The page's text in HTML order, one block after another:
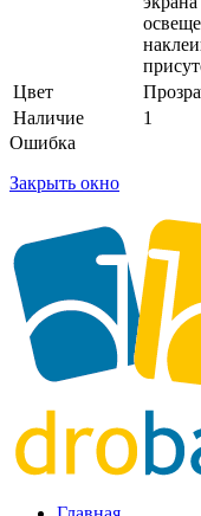
Цвет
Наличие
1
Ошибка
Закрыть окно